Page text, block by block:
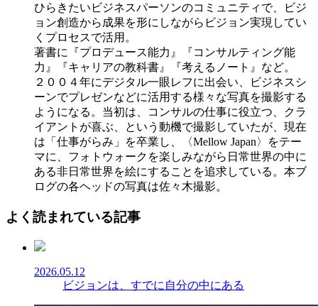
ひらきたいビジネスパーソンのコミュニティで、ビジ
ョン創造から成果を形にしながらビジョン実現してい
くプロセスで活用。
著書に『プロデュース能力』『コンサルティング能
力』『キャリアの教科書』『考えるノート』など。
２００４年にデジタル一眼レフに出会い、ビジネスシ
ーンでプレゼンなどに活用する様々な写真を撮影する
ようになる。当初は、コンサルの仕事に役立つ、クラ
イアントが喜ぶ、という動機で撮影していたが、現在
は「仕事がらみ」を卒業し、〈Mellow Japan〉をテー
マに、フォトウォークを楽しみながら日常世界の中に
ある非日常世界を絵にすることを追求している。本ブ
ログの各ヘッドの写真は佐々木撮影。
よく読まれている記事
2026.05.12
ビジョンは、すでに自分の中にある